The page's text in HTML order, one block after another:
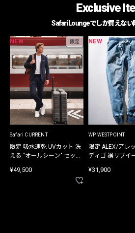
Exclusive
Safari Loungeでしか買えない
NEW 限定
Safari CURRENT
限定 吸水速乾 UVカット 洗
える "オールシーン" セット
¥49,500
NEW
WP WESTPOINT
限定 ALEX/アレ
ディゴ 裾リブイ
¥31,900